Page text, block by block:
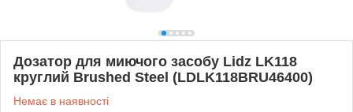
Дозатор для миючого засобу Lidz LK118
круглий Brushed Steel (LDLK118BRU46400)
Немає в наявності